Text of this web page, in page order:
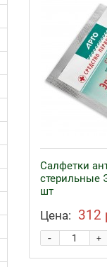
Салфетки
стерильные
шт
Цена: 312
+
-